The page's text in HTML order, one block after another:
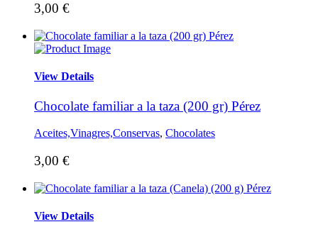
3,00 €
View Details
Chocolate familiar a la taza (200 gr) Pérez
Aceites,Vinagres,Conservas, Chocolates
3,00 €
View Details